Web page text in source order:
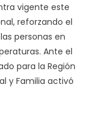
vigente este
reforzando el
personas en
Ante el
para la Región
y Familia activó